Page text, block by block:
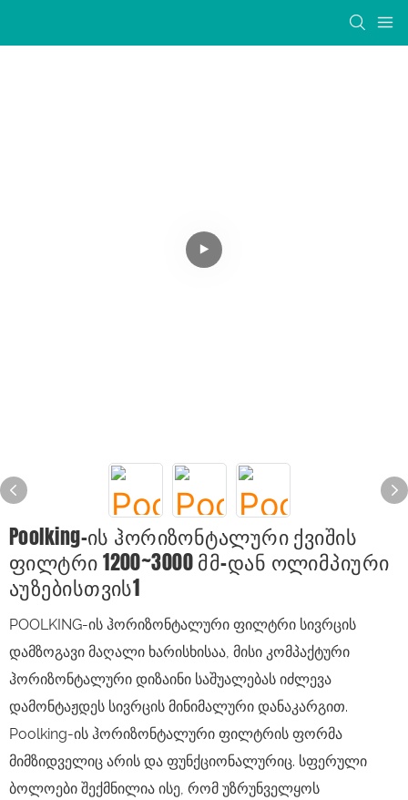
Poolking-Ის Ჰორიზონტალური Ქვიშის
Ფილტრი 1200~3000 Მმ-Დან Ოლიმპიური
Აუზებისთვის1
POOLKING-ის ჰორიზონტალური ფილტრი სივრცის
დამზოგავი მაღალი ხარისხისაა, მისი კომპაქტური
ჰორიზონტალური დიზაინი საშუალებას იძლევა
დამონტაჟდეს სივრცის მინიმალური დანაკარგით.
Poolking-ის ჰორიზონტალური ფილტრის ფორმა
მიმზიდველიც არის და ფუნქციონალურიც. სფერული
ბოლოები შექმნილია ისე, რომ უზრუნველყოს